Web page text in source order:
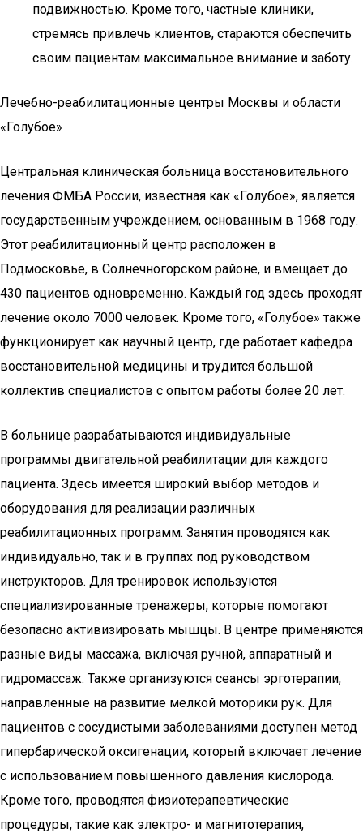
подвижностью. Кроме того, частные клиники,
стремясь привлечь клиентов, стараются обеспечить
своим пациентам максимальное внимание и заботу.
Лечебно-реабилитационные центры Москвы и области
«Голубое»
Центральная клиническая больница восстановительного
лечения ФМБА России, известная как «Голубое», является
государственным учреждением, основанным в 1968 году.
Этот реабилитационный центр расположен в
Подмосковье, в Солнечногорском районе, и вмещает до
430 пациентов одновременно. Каждый год здесь проходят
лечение около 7000 человек. Кроме того, «Голубое» также
функционирует как научный центр, где работает кафедра
восстановительной медицины и трудится большой
коллектив специалистов с опытом работы более 20 лет.
В больнице разрабатываются индивидуальные
программы двигательной реабилитации для каждого
пациента. Здесь имеется широкий выбор методов и
оборудования для реализации различных
реабилитационных программ. Занятия проводятся как
индивидуально, так и в группах под руководством
инструкторов. Для тренировок используются
специализированные тренажеры, которые помогают
безопасно активизировать мышцы. В центре применяются
разные виды массажа, включая ручной, аппаратный и
гидромассаж. Также организуются сеансы эрготерапии,
направленные на развитие мелкой моторики рук. Для
пациентов с сосудистыми заболеваниями доступен метод
гипербарической оксигенации, который включает лечение
с использованием повышенного давления кислорода.
Кроме того, проводятся физиотерапевтические
процедуры, такие как электро- и магнитотерапия,